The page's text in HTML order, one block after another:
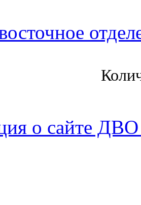
о сайте